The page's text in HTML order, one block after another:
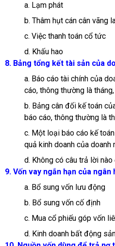
a. Lạm phát
b. Thâm hụt cán cân vãng
c. Việc thanh toán cổ tức
d. Khấu hao
8. Bảng tổng kết tài sản của
a. Báo cáo tài chính của
cáo, thông thường là
b. Bảng cân đối kế toán
báo cáo, thông thường là
c. Một loại báo cáo kế
quả kinh doanh của
d. Không có câu trả lời
9. Vốn vay ngắn hạn của ngân
a. Bổ sung vốn lưu động
b. Bổ sung vốn cố định
c. Mua cổ phiếu góp vốn
d. Kinh doanh bất động